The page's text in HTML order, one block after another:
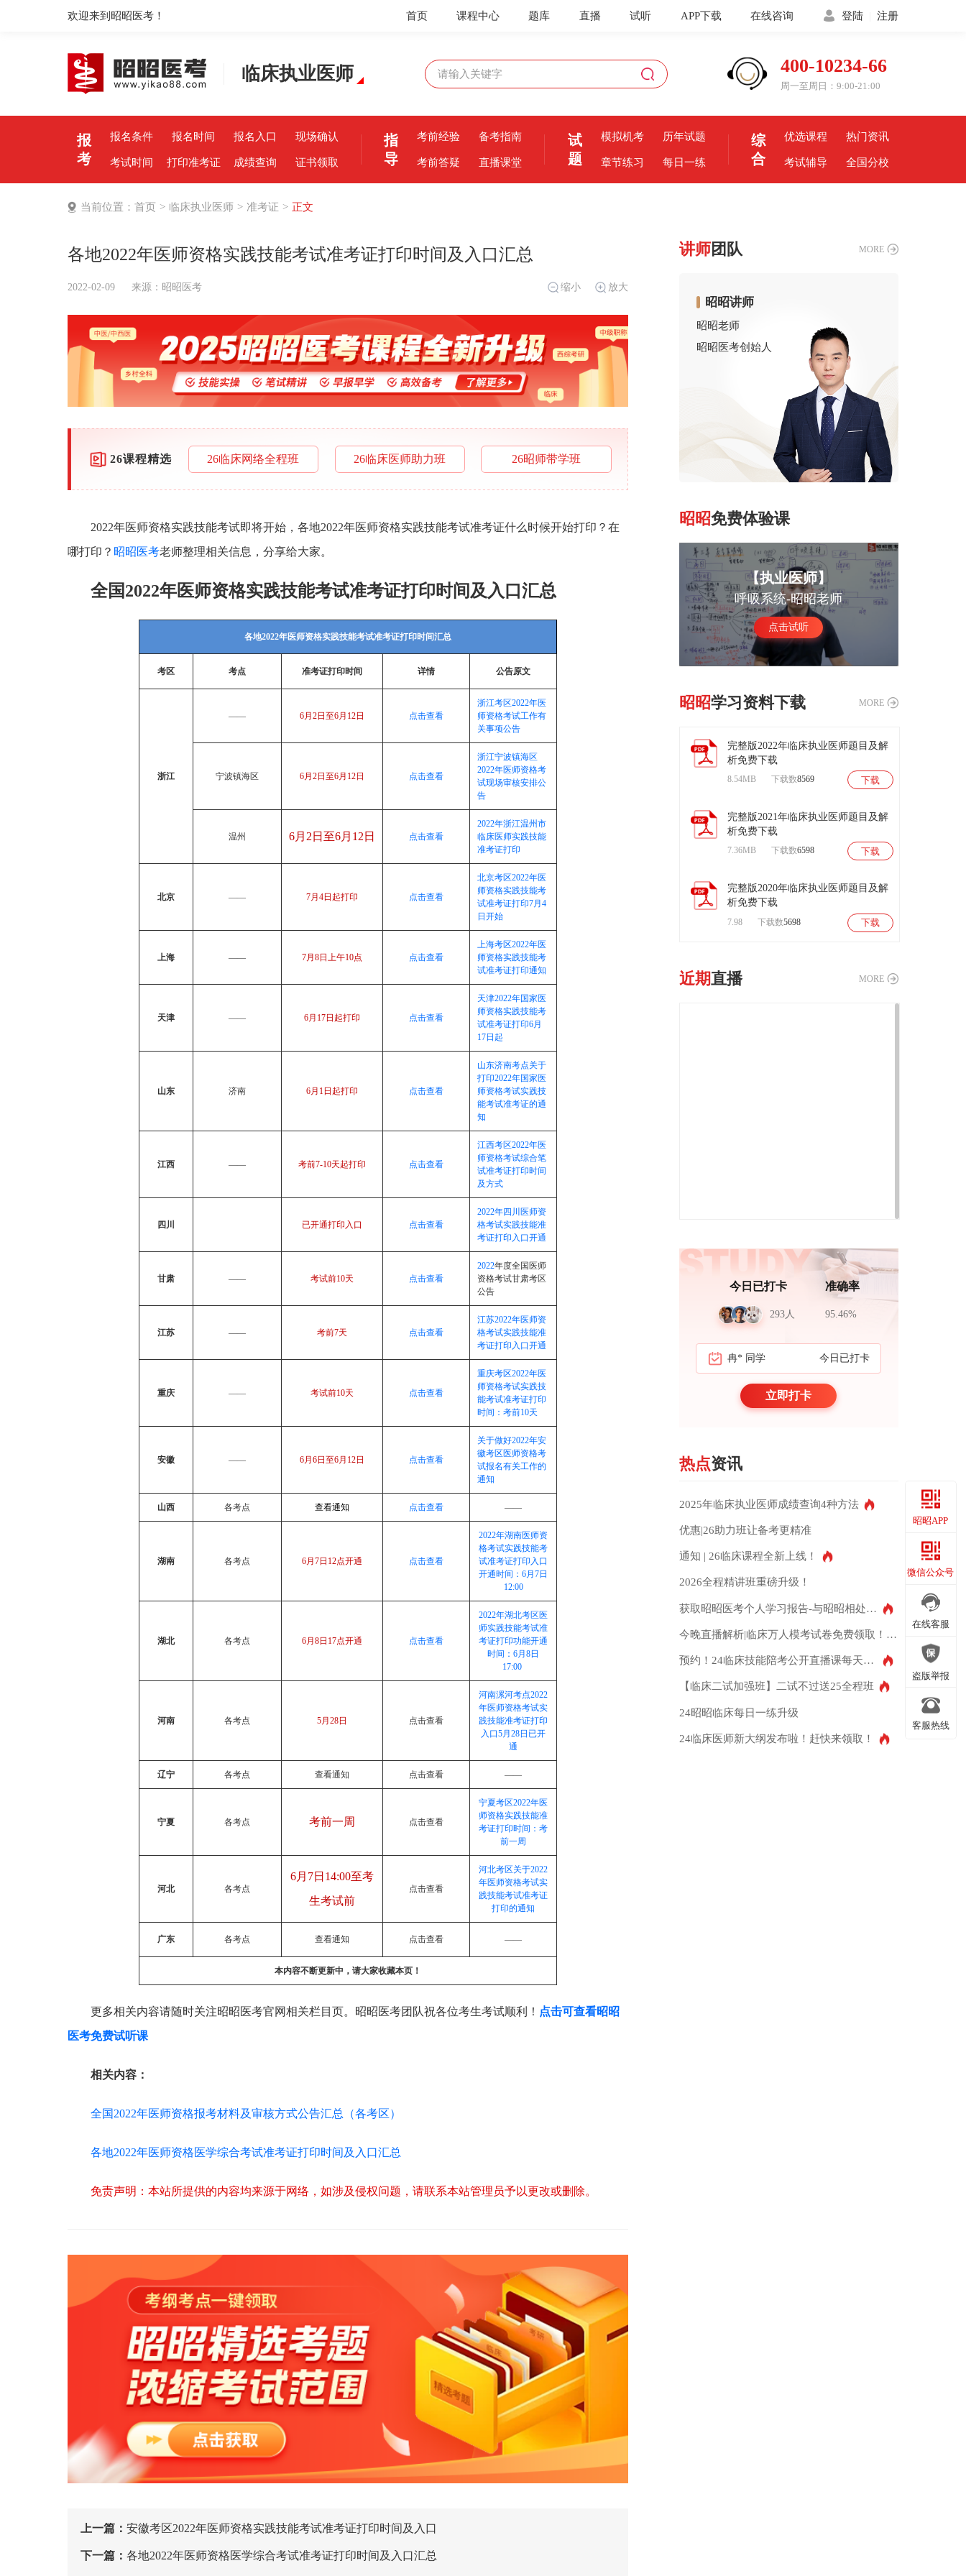
欢迎来到昭昭医考！ 注册
登陆
在线咨询
APP下载
试听
直播
题库
课程中心
首页
临床执业医师 400-10234-66
周一至周日：9:00-21:00
报
考
报名条件 报名时间 报名入口 现场确认
考试时间 打印准考证 成绩查询 证书领取
指
导
考前经验 备考指南
考前答疑 直播课堂
试
题
模拟机考 历年试题
章节练习 每日一练
综
合
优选课程 热门资讯
考试辅导 全国分校
当前位置： 首页 > 临床执业医师 > 准考证 > 正文
各地2022年医师资格实践技能考试准考证打印时间及入口汇总
2022-02-09 来源： 昭昭医考 放大
缩小
26课程精选 26临床网络全程班 26临床医师助力班 26昭师带学班
2022年医师资格实践技能考试即将开始，各地2022年医师资格实践技能考试准考证什么时候开始打印？在
哪打印？ 昭昭医考老师整理相关信息，分享给大家。
全国2022年医师资格实践技能考试准考证打印时间及入口汇总
各地2022年医师资格实践技能考试准考证打印时间汇总
考区 考点 准考证打印时间 详情 公告原文
浙江
—— 6月2日至6月12日 点击查看
浙江考区2022年医
师资格考试工作有
关事项公告
宁波镇海区 6月2日至6月12日 点击查看
浙江宁波镇海区
2022年医师资格考
试现场审核安排公
告
温州 6月2日至6月12日 点击查看
2022年浙江温州市
临床医师实践技能
准考证打印
北京 —— 7月4日起打印 点击查看
北京考区2022年医
师资格实践技能考
试准考证打印7月4
日开始
上海 —— 7月8日上午10点 点击查看
上海考区2022年医
师资格实践技能考
试准考证打印通知
天津 —— 6月17日起打印 点击查看
天津2022年国家医
师资格实践技能考
试准考证打印6月
17日起
山东 济南 6月1日起打印 点击查看
山东济南考点关于
打印2022年国家医
师资格考试实践技
能考试准考证的通
知
江西 —— 考前7-10天起打印 点击查看
江西考区2022年医
师资格考试综合笔
试准考证打印时间
及方式
四川 已开通打印入口 点击查看
2022年四川医师资
格考试实践技能准
考证打印入口开通
甘肃 —— 考试前10天 点击查看
2022年度全国医师
资格考试甘肃考区
公告
江苏 —— 考前7天 点击查看
江苏2022年医师资
格考试实践技能准
考证打印入口开通
重庆 —— 考试前10天 点击查看
重庆考区2022年医
师资格考试实践技
能考试准考证打印
时间：考前10天
安徽 —— 6月6日至6月12日 点击查看
关于做好2022年安
徽考区医师资格考
试报名有关工作的
通知
山西 各考点 查看通知 点击查看 ——
湖南 各考点 6月7日12点开通 点击查看
2022年湖南医师资
格考试实践技能考
试准考证打印入口
开通时间：6月7日
12:00
湖北 各考点 6月8日17点开通 点击查看
2022年湖北考区医
师实践技能考试准
考证打印功能开通
时间：6月8日
17:00
河南 各考点 5月28日 点击查看
河南漯河考点2022
年医师资格考试实
践技能准考证打印
入口5月28日已开
通
辽宁 各考点 查看通知 点击查看 ——
宁夏 各考点 考前一周 点击查看
宁夏考区2022年医
师资格实践技能准
考证打印时间：考
前一周
河北 各考点
6月7日14:00至考
生考试前
点击查看
河北考区关于2022
年医师资格考试实
践技能考试准考证
打印的通知
广东 各考点 查看通知 点击查看 ——
本内容不断更新中，请大家收藏本页！
更多相关内容请随时关注昭昭医考官网相关栏目页。昭昭医考团队祝各位考生考试顺利！ 点击可查看昭昭
医考免费试听课
相关内容：
全国2022年医师资格报考材料及审核方式公告汇总（各考区）
各地2022年医师资格医学综合考试准考证打印时间及入口汇总
免责声明：本站所提供的内容均来源于网络，如涉及侵权问题，请联系本站管理员予以更改或删除。
上一篇：安徽考区2022年医师资格实践技能考试准考证打印时间及入口
下一篇：各地2022年医师资格医学综合考试准考证打印时间及入口汇总
讲师团队 MORE
昭昭讲师
昭昭老师
昭昭医考创始人
昭昭免费体验课
【执业医师】
呼吸系统-昭昭老师
点击试听
后
进
试
听
昭昭学习资料下载 MORE
完整版2022年临床执业医师题目及解
析免费下载
8.54MB 下载数8569 下载
完整版2021年临床执业医师题目及解
析免费下载
7.36MB 下载数6598 下载
完整版2020年临床执业医师题目及解
析免费下载
7.98 下载数5698 下载
近期直播 MORE
今日已打卡
293人
准确率
95.46%
冉* 同学 今日已打卡
立即打卡
热点资讯
2025年临床执业医师成绩查询4种方法
优惠|26助力班让备考更精准
通知 | 26临床课程全新上线！
2026全程精讲班重磅升级！
获取昭昭医考个人学习报告-与昭昭相处的这些年都记得
今晚直播解析|临床万人模考试卷免费领取！测出你的真实水平！
预约！24临床技能陪考公开直播课每天两场
【临床二试加强班】二试不过送25全程班
24昭昭临床每日一练升级
24临床医师新大纲发布啦！赶快来领取！
昭昭APP
昭昭APP
微信公众号
微信公众号
在线客服
在线客服
盗版举报
盗版举报
客服热线